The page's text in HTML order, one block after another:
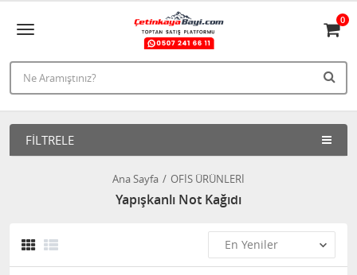
0
FILTRELE
Ana Sayfa OFİS ÜRÜNLERİ
Yapışkanlı Not Kağıdı